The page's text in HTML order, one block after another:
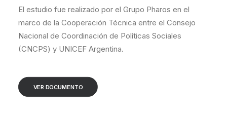
El estudio fue realizado por el Grupo Pharos en el
marco de la Cooperación Técnica entre el Consejo
Nacional de Coordinación de Políticas Sociales
(CNCPS) y UNICEF Argentina.
VER DOCUMENTO